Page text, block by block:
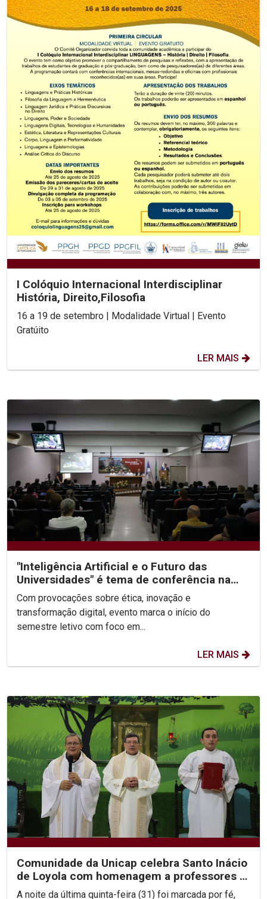
I Colóquio Internacional Interdisciplinar
História, Direito,Filosofia
16 a 19 de setembro | Modalidade Virtual | Evento
LER MAIS
"Inteligência Artificial e o Futuro das
Universidades" é tema de conferência na
abertura da...
Com provocações sobre ética, inovação e
transformação digital, evento marca o início do
semestre letivo com foco em...
LER MAIS
Comunidade da Unicap celebra Santo Inácio
de Loyola com homenagem a professores e
jesuítas
A noite da última quinta-feira (31) foi marcada por fé,